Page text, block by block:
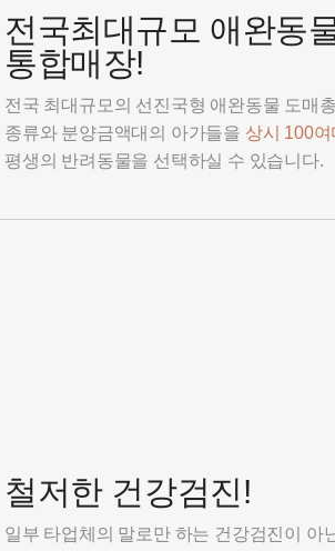
전국최대규모 애완동
통합매장!
전국 최대규모의 선진국형 애완동물 도매
종류와 분양금액대의 아가들을 상시 100
평생의 반려동물을 선택하실 수 있습니다.
철저한 건강검진!
일부 타업체의 말로만 하는 건강검진이 아